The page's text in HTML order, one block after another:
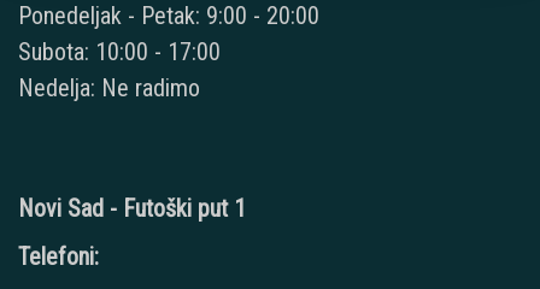
Ponedeljak - Petak: 9:00 - 20:00
Subota: 10:00 - 17:00
Nedelja: Ne radimo
Novi Sad - Futoški put 1
Telefoni: